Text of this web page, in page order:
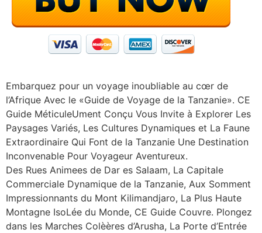
Embarquez pour un voyage inoubliable au cœr de
l’Afrique Avec le «Guide de Voyage de la Tanzanie». CE
Guide MéticuleUment Conçu Vous Invite à Explorer Les
Paysages Variés, Les Cultures Dynamiques et La Faune
Extraordinaire Qui Font de la Tanzanie Une Destination
Inconvenable Pour Voyageur Aventureux.
Des Rues Animees de Dar es Salaam, La Capitale
Commerciale Dynamique de la Tanzanie, Aux Somment
Impressionnants du Mont Kilimandjaro, La Plus Haute
Montagne IsoLée du Monde, CE Guide Couvre. Plongez
dans les Marches Colèères d’Arusha, La Porte d’Entrée